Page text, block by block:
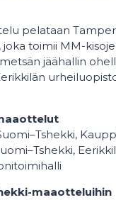
pelataan
joka toimii MM-
jäähallin
maaotteluihin